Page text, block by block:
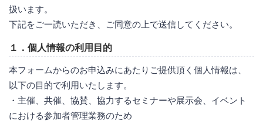
扱います。
下記をご一読いただき、ご同意の上で送信してください。
１．個人情報の利用目的
本フォームからのお申込みにあたりご提供頂く個人情報は、
以下の目的で利用いたします。
・主催、共催、協賛、協力するセミナーや展示会、イベント
における参加者管理業務のため